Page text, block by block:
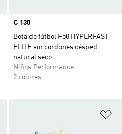
Precio
€ 130
Bota de fútbol F50 HYPERFAST
ELITE sin cordones césped
natural seco
Niños Performance
2 colores